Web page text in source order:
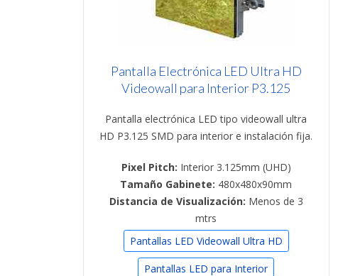
Pantalla Electrónica LED Ultra HD
Videowall para Interior P3.125
Pantalla electrónica LED tipo videowall ultra
HD P3.125 SMD para interior e instalación fija.
Pixel Pitch: Interior 3.125mm (UHD)
Tamaño Gabinete: 480x480x90mm
Distancia de Visualización: Menos de 3
mtrs
Pantallas LED Videowall Ultra HD
Pantallas LED para Interior